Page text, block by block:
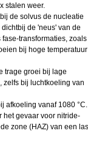
stalen weer.
de solvus de nucleatie
de 'neus' van de
transformaties, zoals
bij hoge temperatuur
trage groei bij lage
zelfs bij luchtkoeling van
afkoeling vanaf 1080 °C.
het gevaar voor nitride-
zone (HAZ) van een las